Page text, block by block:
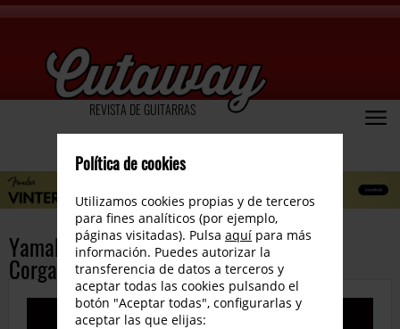
REVISTA DE GUITARRAS
Yamaha presenta la nueva LJ16BC Billy
Corgan Signature
Política de cookies
Utilizamos cookies propias y de terceros
para fines analíticos (por ejemplo,
páginas visitadas). Pulsa aquí para más
información. Puedes autorizar la
transferencia de datos a terceros y
aceptar todas las cookies pulsando el
botón "Aceptar todas", configurarlas y
aceptar las que elijas: